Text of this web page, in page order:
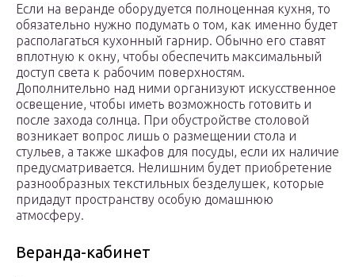
Если на веранде оборудуется полноценная кухня, то
обязательно нужно подумать о том, как именно будет
располагаться кухонный гарнир. Обычно его ставят
вплотную к окну, чтобы обеспечить максимальный
доступ света к рабочим поверхностям.
Дополнительно над ними организуют искусственное
освещение, чтобы иметь возможность готовить и
после захода солнца. При обустройстве столовой
возникает вопрос лишь о размещении стола и
стульев, а также шкафов для посуды, если их наличие
предусматривается. Нелишним будет приобретение
разнообразных текстильных безделушек, которые
придадут пространству особую домашнюю
атмосферу.
Веранда-кабинет